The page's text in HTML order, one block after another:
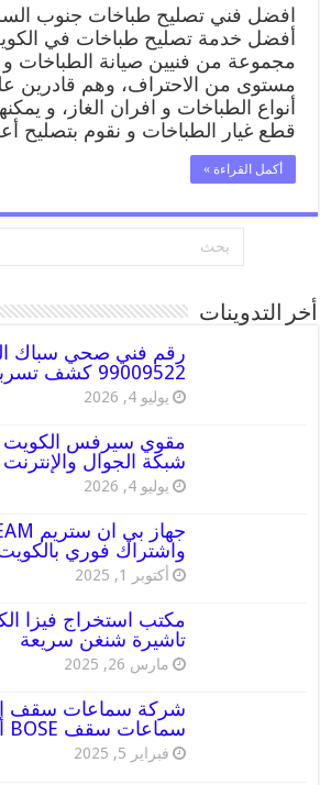
افضل فني تصليح طباخات جنوب
أفضل خدمة تصليح طباخات في
مجموعة من فنيين صيانة الطباخات
مستوى من الاحتراف، وهم قادرين
أنواع الطباخات و افران الغاز، و
قطع غيار الطباخات و نقوم بتصليح
أكمل القراءة »
أخر التدوينات
99009522 كشف تسربات وتسليك مجاري
يوليو 4, 2026
مقوي سيرفس
شبكة الجوال والإنترنت 4G و5G
يوليو 4, 2026
واشتراك فوري
أكتوبر 1, 2025
تاشيرة شنغن سريعة
مارس 26, 2025
سماعات سقف BOSE أصلية
فبراير 5, 2025